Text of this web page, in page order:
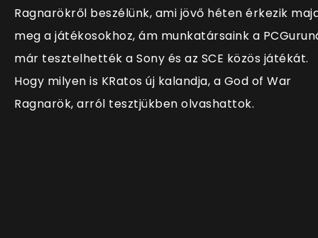
Ragnarökről beszélünk, ami jövő héten érkezik
meg a játékosokhoz, ám munkatársaink a
már tesztelhették a Sony és az SCE közös játékát.
Hogy milyen is KRatos új kalandja, a God of War
Ragnarök, arról tesztjükben olvashattok.